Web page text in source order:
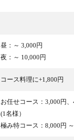
昼：～ 3,000円
夜：～ 10,000円
コース料理に+1,800円
お任せコース：3,000円
(1名様）
極み特コース：8,000円